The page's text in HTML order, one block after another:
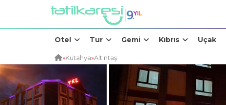
Otel Tur Gemi Kıbrıs Uçak
»Kütahya»Altıntaş